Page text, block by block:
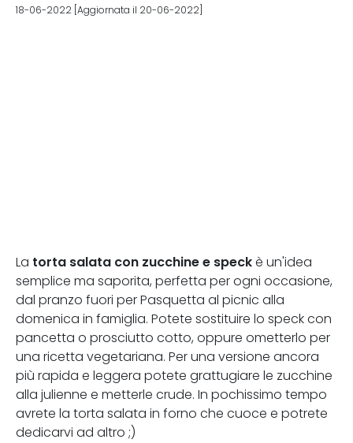
18-06-2022 [Aggiornata il 20-06-2022]
La torta salata con zucchine e speck è un'idea
semplice ma saporita, perfetta per ogni occasione,
dal pranzo fuori per Pasquetta al picnic alla
domenica in famiglia. Potete sostituire lo speck con
pancetta o prosciutto cotto, oppure ometterlo per
una ricetta vegetariana. Per una versione ancora
più rapida e leggera potete grattugiare le zucchine
alla julienne e metterle crude. In pochissimo tempo
avrete la torta salata in forno che cuoce e potrete
dedicarvi ad altro ;)